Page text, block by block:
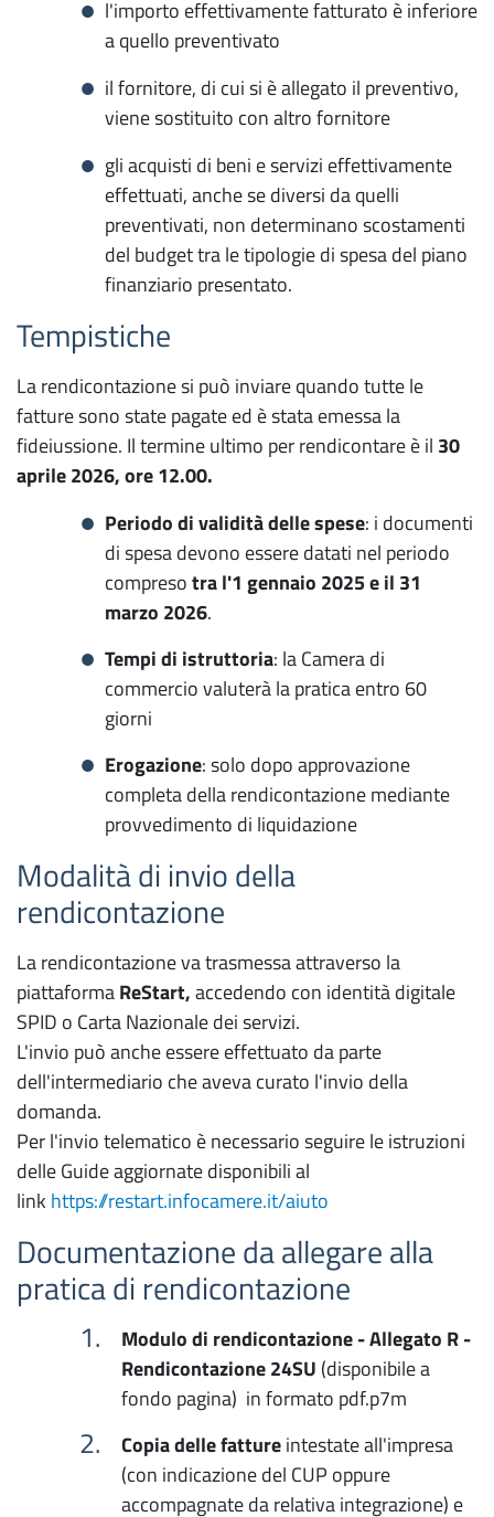
l'importo effettivamente fatturato è inferiore
a quello preventivato
il fornitore, di cui si è allegato il preventivo,
viene sostituito con altro fornitore
gli acquisti di beni e servizi effettivamente
effettuati, anche se diversi da quelli
preventivati, non determinano scostamenti
del budget tra le tipologie di spesa del piano
finanziario presentato.
Tempistiche
La rendicontazione si può inviare quando tutte le
fatture sono state pagate ed è stata emessa la
fideiussione. Il termine ultimo per rendicontare è il 30
aprile 2026, ore 12.00.
Periodo di validità delle spese: i documenti
di spesa devono essere datati nel periodo
compresotra l'1 gennaio 2025 e il 31
marzo 2026.
Tempi di istruttoria: la Camera di
commercio valuterà la pratica entro 60
giorni
Erogazione: solo dopo approvazione
completa della rendicontazione mediante
provvedimento di liquidazione
Modalità di invio della
rendicontazione
La rendicontazione va trasmessa attraverso la
piattaformaReStart,accedendo con identità digitale
SPID o Carta Nazionale dei servizi.
L'invio può anche essere effettuato da parte
dell'intermediario che aveva curato l'invio della
domanda.
Per l'invio telematico è necessario seguire le istruzioni
delle Guide aggiornate disponibili al
link https://restart.infocamere.it/aiuto
Documentazione da allegare alla
pratica di rendicontazione
Modulo di rendicontazione - Allegato R -
Rendicontazione 24SU (disponibile a
fondo pagina) in formato pdf.p7m
Copia delle fattureintestate all'impresa
(con indicazione del CUP oppure
accompagnate da relativa integrazione) e